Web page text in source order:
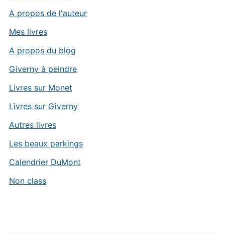
A propos de l'auteur
Mes livres
A propos du blog
Giverny à peindre
Livres sur Monet
Livres sur Giverny
Autres livres
Les beaux parkings
Calendrier DuMont
Non class